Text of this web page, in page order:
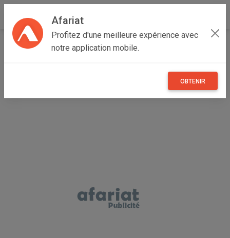
Afariat
Profitez d'une meilleure expérience avec
notre application mobile.
OBTENIR
Accueil